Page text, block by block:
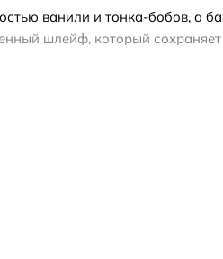
ванили и тонка-бобов, а
шлейф, который